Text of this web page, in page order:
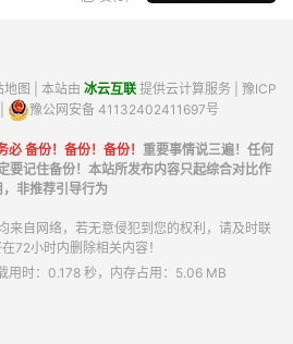
地图 | 本站由 冰云互联提供云计算服务 | 豫ICP
豫公网安备 41132402411697号
备份！备份！备份！ 重要事情说三遍！任何
要记住备份！本站所发布内容只起综合对比作
，非推荐引导行为
来自网络，若无意侵犯到您的权利，请及时联
72小时内删除相关内容！
用时：0.178 秒，内存占用：5.06 MB